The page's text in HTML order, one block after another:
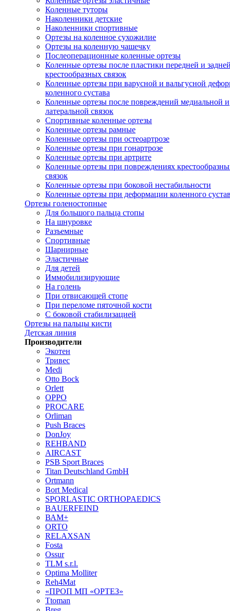
Коленные туторы
Наколенники детские
Наколенники спортивные
Ортезы на коленное сухожилие
Ортезы на коленную чашечку
Послеоперационные коленные ортезы
Коленные ортезы после пластики передней и
крестообразных связок
Коленные ортезы при варусной и вальгусной
коленного сустава
Коленные ортезы после повреждений медиальной и
латеральной связок
Спортивные коленные ортезы
Коленные ортезы рамные
Коленные ортезы при остеоартрозе
Коленные ортезы при гонартрозе
Коленные ортезы при артрите
Коленные ортезы при повреждениях
связок
Коленные ортезы при боковой нестабильности
Коленные ортезы при деформации коленного
Ортезы голеностопные
Для большого пальца стопы
На шнуровке
Разъемные
Спортивные
Шарнирные
Эластичные
Для детей
Иммобилизирующие
На голень
При отвисающей стопе
При переломе пяточной кости
С боковой стабилизацией
Ортезы на пальцы кисти
Детская линия
Производители
Экотен
Тривес
Medi
Otto Bock
Orlett
OPPO
PROCARE
Orliman
Push Braces
DonJoy
REHBAND
AIRCAST
PSB Sport Braces
Titan Deutschland GmbH
Ortmann
Bort Medical
SPORLASTIC ORTHOPAEDICS
BAUERFEIND
ВАМ+
ORTO
RELAXSAN
Fosta
Ossur
TLM s.r.l.
Optima Molliter
Reh4Mat
«ПРОП МП «ОРТЕЗ»
Ttoman